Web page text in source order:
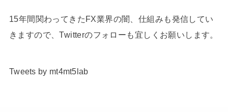
15年間関わってきたFX業界の闇、仕組みも発信してい
きますので、Twitterのフォローも宜しくお願いします。
Tweets by mt4mt5lab